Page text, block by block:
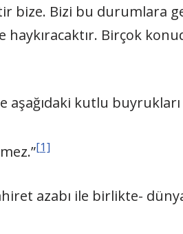
bize. Bizi bu durumlara
Birçok
kutlu buyrukları
[1]
azabı ile birlikte-